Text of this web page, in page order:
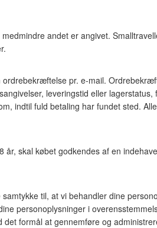
andet er angivet.
pr. e-mail.
leveringstid eller lagerstatus,
indtil fuld betaling har fundet sted.
år, skal købet godkendes af en
til, at vi behandler dine
personoplysninger i
formål at gennemføre og